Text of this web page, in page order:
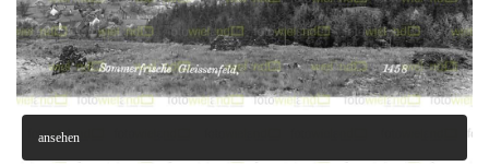
ansehen